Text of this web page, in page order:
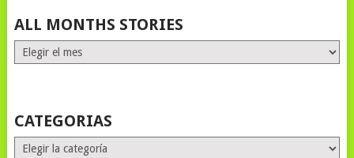
ALL MONTHS STORIES
ALL
MONTHS
CATEGORIAS
Categorias